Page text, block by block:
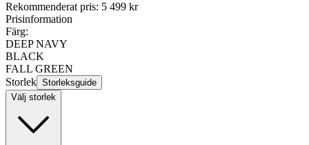
Rekommenderat pris: 5 499 kr
Prisinformation
Färg:
DEEP NAVY
BLACK
FALL GREEN
Storlek Storleksguide
Välj storlek